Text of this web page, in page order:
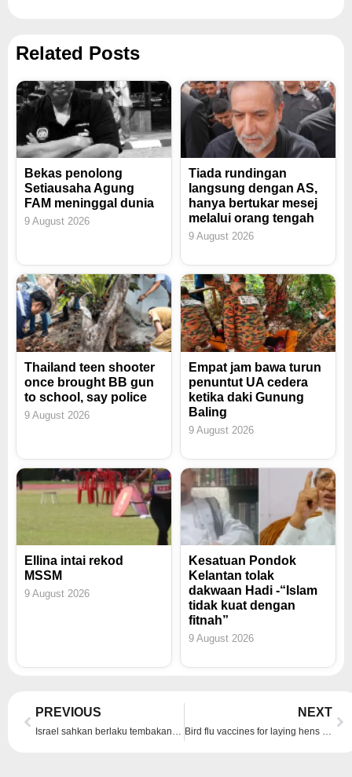
Related Posts
Bekas penolong
Setiausaha Agung
FAM meninggal dunia
9 August 2026
Tiada rundingan
langsung dengan AS,
hanya bertukar mesej
melalui orang tengah
9 August 2026
Thailand teen shooter
once brought BB gun
to school, say police
9 August 2026
Empat jam bawa turun
penuntut UA cedera
ketika daki Gunung
Baling
9 August 2026
Ellina intai rekod
MSSM
9 August 2026
Kesatuan Pondok
Kelantan tolak
dakwaan Hadi -“Islam
tidak kuat dengan
fitnah”
9 August 2026
Prev
PREVIOUS
Israel sahkan berlaku tembakan di sempadan Mesir
NEXT
Bird flu vaccines for laying hens prove effective in practice